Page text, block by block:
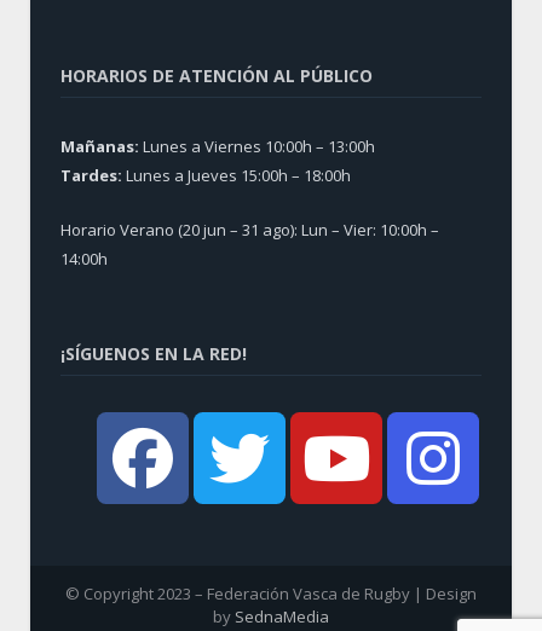
HORARIOS DE ATENCIÓN AL PÚBLICO
Mañanas: Lunes a Viernes 10:00h – 13:00h
Tardes: Lunes a Jueves 15:00h – 18:00h
Horario Verano (20 jun – 31 ago): Lun – Vier: 10:00h –
14:00h
¡SÍGUENOS EN LA RED!
© Copyright 2023 – Federación Vasca de Rugby | Design
by SednaMedia